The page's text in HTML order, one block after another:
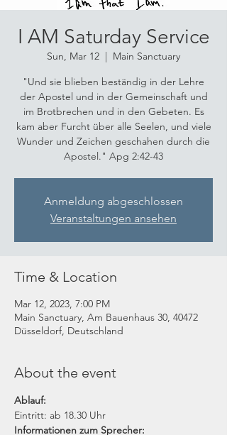
I AM Saturday Service
Sun, Mar 12
  |
Main Sanctuary
"Und sie blieben beständig in der Lehre
der Apostel und in der Gemeinschaft und
im Brotbrechen und in den Gebeten. Es
kam aber Furcht über alle Seelen, und viele
Wunder und Zeichen geschahen durch die
Apostel." Apg 2:42-43
Anmeldung abgeschlossen
Veranstaltungen ansehen
Time & Location
Mar 12, 2023, 7:00 PM
Main Sanctuary, Am Bauenhaus 30, 40472
Düsseldorf, Deutschland
About the event
Ablauf:
Eintritt: ab 18.30 Uhr
Informationen zum Sprecher: